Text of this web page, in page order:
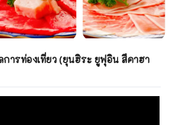
ารท่องเที่ยว (ยุนฮิระ ยูฟุอิน สึคาฮา